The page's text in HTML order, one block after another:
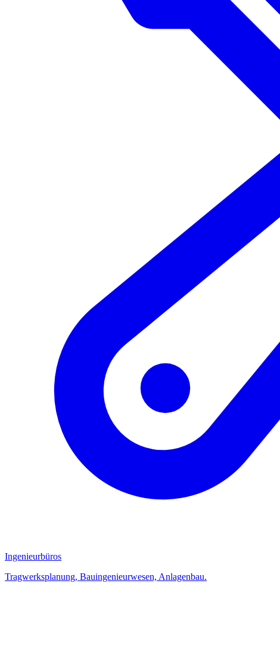
Ingenieurbüros
Tragwerksplanung, Bauingenieurwesen, Anlagenbau.